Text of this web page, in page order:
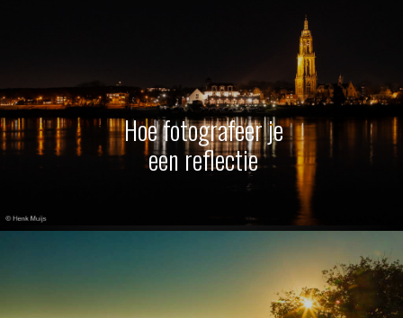
Hoe fotografeer je
een reflectie